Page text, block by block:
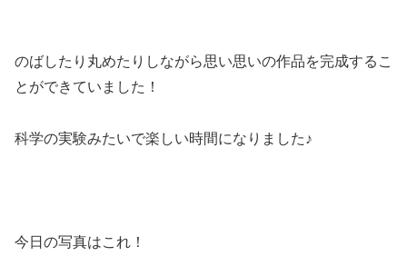
のばしたり丸めたりしながら思い思いの作品を完成するこ
とができていました！
科学の実験みたいで楽しい時間になりました♪
今日の写真はこれ！